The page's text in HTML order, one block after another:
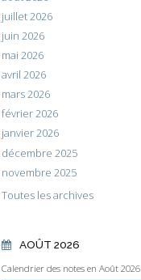
juillet 2026
juin 2026
mai 2026
avril 2026
mars 2026
février 2026
janvier 2026
décembre 2025
novembre 2025
Toutes les archives
AOÛT 2026
Calendrier des notes en Août 2026